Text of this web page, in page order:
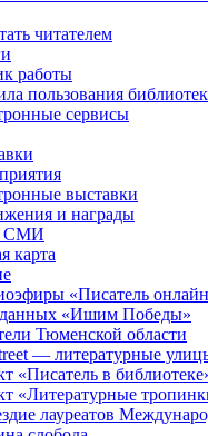
читателем
работы
пользования
сервисы
выставки
и награды
СМИ
карта
«Писатель
«Ишим Победы»
Тюменской области
— литературные
«Писатель в
«Литературные
лауреатов